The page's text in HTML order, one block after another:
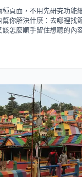
種頁面，不用先研究功能
你解決什麼：去哪裡找
怎麼順手留住想聽的內